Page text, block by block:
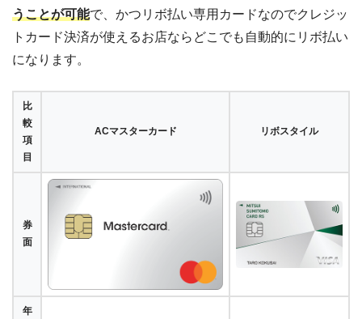
うことが可能で、かつリボ払い専用カードなのでクレジッ
トカード決済が使えるお店ならどこでも自動的にリボ払い
になります。
比
較
項
目
ACマスターカード リボスタイル
券
面
年